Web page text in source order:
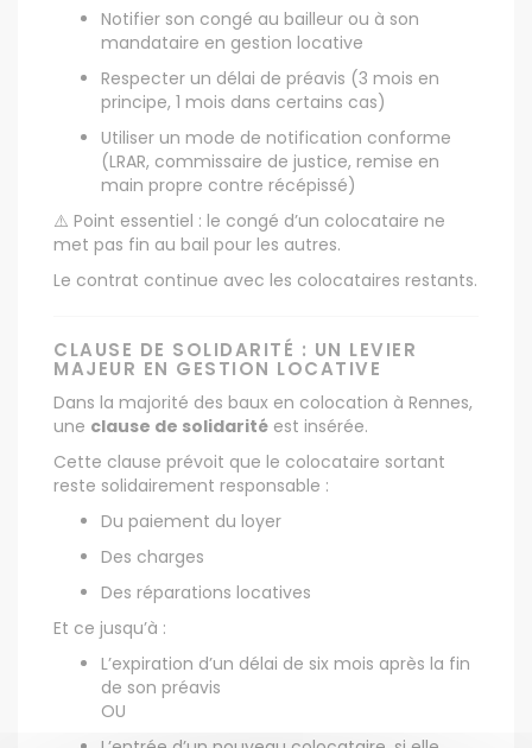
Notifier son congé au bailleur ou à son
mandataire en gestion locative
Respecter un délai de préavis (3 mois en
principe, 1 mois dans certains cas)
Utiliser un mode de notification conforme
(LRAR, commissaire de justice, remise en
main propre contre récépissé)
⚠️ Point essentiel : le congé d’un colocataire ne
met pas fin au bail pour les autres.
Le contrat continue avec les colocataires restants.
CLAUSE DE SOLIDARITÉ : UN LEVIER
MAJEUR EN GESTION LOCATIVE
Dans la majorité des baux en colocation à Rennes,
une clause de solidarité est insérée.
Cette clause prévoit que le colocataire sortant
reste solidairement responsable :
Du paiement du loyer
Des charges
Des réparations locatives
Et ce jusqu’à :
L’expiration d’un délai de six mois après la fin
de son préavis
OU